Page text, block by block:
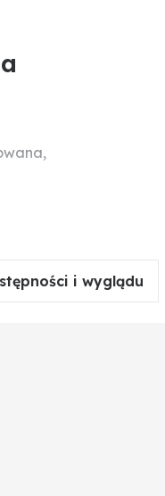
i wyglądu